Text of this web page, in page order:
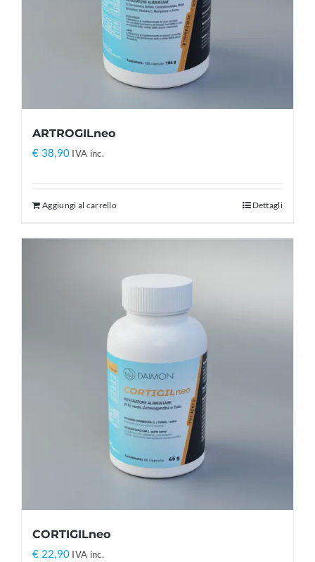
ARTROGILneo
€ 38,90 IVA inc.
Aggiungi al carrello Dettagli
CORTIGILneo
€ 22,90 IVA inc.